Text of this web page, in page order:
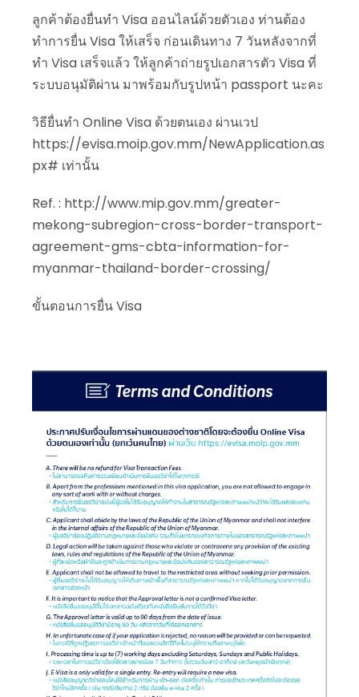
ลูกค้าต้องยื่นทำ Visa ออนไลน์ด้วยตัวเอง ท่านต้อง
ทำการยื่น Visa ให้เสร็จ ก่อนเดินทาง 7 วันหลังจากที่
ทำ Visa เสร็จแล้ว ให้ลูกค้าถ่ายรูปเอกสารตัว Visa ที่
ระบบอนุมัติผ่าน มาพร้อมกับรูปหน้า passport นะคะ
วิธียื่นทำ Online Visa ด้วยตนเอง ผ่านเวป
https://evisa.moip.gov.mm/NewApplication.as
px# เท่านั้น
Ref. : http://www.mip.gov.mm/greater-
mekong-subregion-cross-border-transport-
agreement-gms-cbta-information-for-
myanmar-thailand-border-crossing/
ขั้นตอนการยื่น Visa